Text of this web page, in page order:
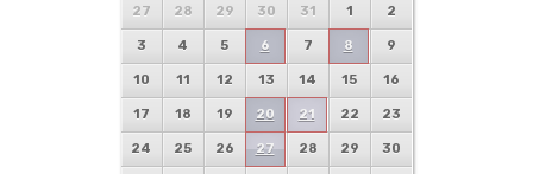
27 28 29 30 31 1 2
3 4 5 6 7 8 9
10 11 12 13 14 15 16
17 18 19 20 21 22 23
24 25 26 27 28 29 30